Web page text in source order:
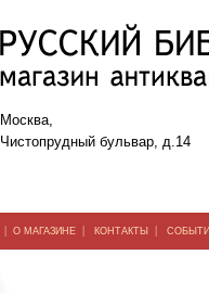
Москва,
Чистопрудный бульвар, д.14
| О МАГАЗИНЕ | КОНТАКТЫ |